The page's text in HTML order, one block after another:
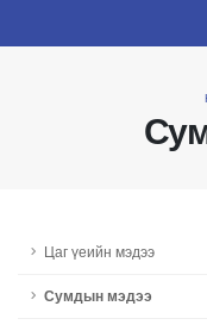
Цаг үеийн мэдээ
Сумдын мэдээ